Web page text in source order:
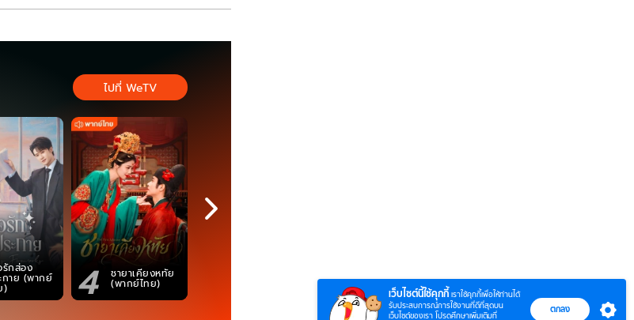
รักส่อง
กาย (พากย์
) 4 ชายาเคียงหทัย
(พากย์ไทย) 5 6 ภูตถังซาน 2
(พากย์ไทย) 7 ภูตถังซาน: สำนัก
ถังเลิศภพจบ
แดน 8
ไปที่ WeTV
เว็บไซต์นี้ใช้คุกกี้ เราใช้คุกกี้เพื่อให้ท่านได้
รับประสบการณ์การใช้งานที่ดีที่สุดบน
เว็บไซต์ของเรา โปรดศึกษาเพิ่มเติมที่
ตกลง